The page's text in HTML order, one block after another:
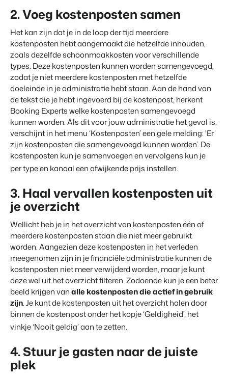
Booking Analytics
Premium BI Tool.
BEX Overzicht
Ontdek de eindeloze mogelijkheden van het Booking
Experts Platform.
Voor Vakantieparken
Ontdek de voordelen van Booking Experts voor
Vakantieparken.
Ontdek de voordelen van Booking Experts voor Concerns &
Groepen.
Customer Success Team
Vacatures
Vind jouw nieuwe droombaan
Contact
Neem contact op
Over ons
Leer de mensen achter Booking Experts kennen
Vastgoedprojecten
volgeboekte vakantieparken
Klantverhaal Hofparken
2. Voeg kostenposten samen
Het kan zijn dat je in de loop der tijd meerdere
kostenposten hebt aangemaakt die hetzelfde inhouden,
zoals dezelfde schoonmaakkosten voor verschillende
types. Deze kostenposten kunnen worden samengevoegd,
zodat je niet meerdere kostenposten met hetzelfde
doeleinde in je administratie hebt staan. Aan de hand van
de tekst die je hebt ingevoerd bij de kostenpost, herkent
Booking Experts welke kostenposten samengevoegd
kunnen worden. Als dit voor jouw administratie het geval is,
verschijnt in het menu ‘Kostenposten’ een gele melding: 'Er
zijn kostenposten die samengevoegd kunnen worden’. De
kostenposten kun je samenvoegen en vervolgens kun je
per type en kanaal een afwijkende prijs instellen.
3. Haal vervallen kostenposten uit
je overzicht
Wellicht heb je in het overzicht van kostenposten één of
meerdere kostenposten staan die niet meer gebruikt
worden. Aangezien deze kostenposten in het verleden
meegenomen zijn in je financiële administratie kunnen de
kostenposten niet meer verwijderd worden, maar je kunt
deze wel uit het overzicht filteren. Zodoende kun je een beter
beeld krijgen vanalle kostenposten die actief in gebruik
zijn. Je kunt de kostenposten uit het overzicht halen door
binnen de kostenpost onder het kopje ‘Geldigheid’, het
vinkje ‘Nooit geldig’ aan te zetten.
4. Stuur je gasten naar de juiste
plek